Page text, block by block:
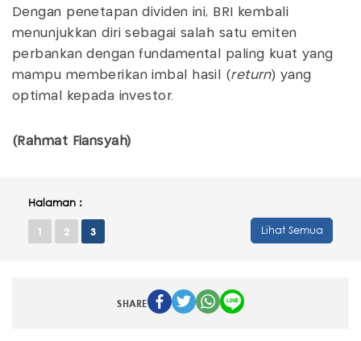
Dengan penetapan dividen ini, BRI kembali
menunjukkan diri sebagai salah satu emiten
perbankan dengan fundamental paling kuat yang
mampu memberikan imbal hasil (return) yang
optimal kepada investor.
(Rahmat Fiansyah)
Halaman :
1 2 3 Lihat Semua
SHARE